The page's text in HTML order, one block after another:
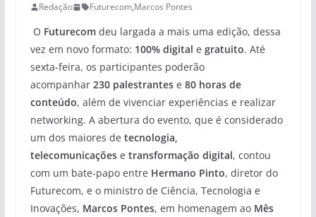
Redação Futurecom,Marcos Pontes
O Futurecom deu largada a mais uma edição, dessa
vez em novo formato: 100% digital e gratuito. Até
sexta-feira, os participantes poderão
acompanhar 230 palestrantese 80 horas de
conteúdo, além de vivenciar experiências e realizar
networking. A abertura do evento, que é considerado
um dos maiores de tecnologia,
telecomunicaçõese transformação digital, contou
com um bate-papo entre Hermano Pinto, diretor do
Futurecom, e o ministro de Ciência, Tecnologia e
Inovações, Marcos Pontes, em homenagem aoMês